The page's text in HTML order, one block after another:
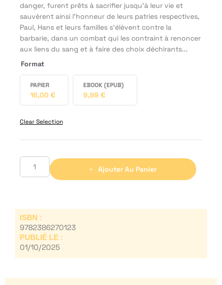
danger, furent prêts à sacrifier jusqu’à leur vie et
sauvèrent ainsi l’honneur de leurs patries respectives,
Paul, Hans et leurs familles s’élèvent contre la
barbarie, dans un combat qui les contraint à renoncer
aux liens du sang et à faire des choix déchirants...
Format
PAPIER
16,00 €
EBOOK (EPUB)
9,99 €
Clear Selection
Ajouter Au Panier
ISBN :
9782386270123
PUBLIÉ LE :
01/10/2025